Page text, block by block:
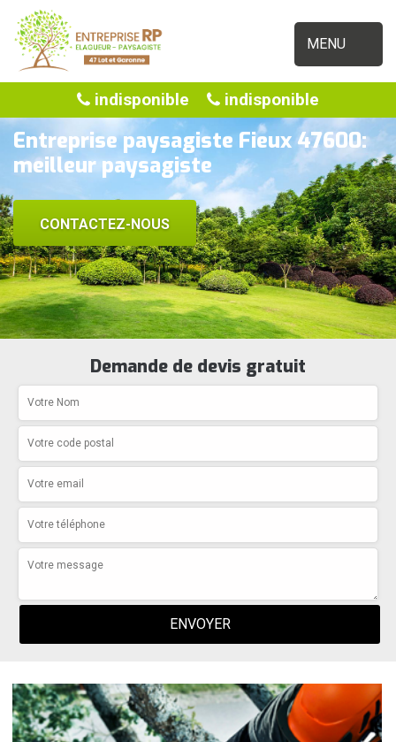
MENU
indisponible indisponible
Entreprise paysagiste Fieux 47600:
meilleur paysagiste
CONTACTEZ-NOUS
Demande de devis gratuit